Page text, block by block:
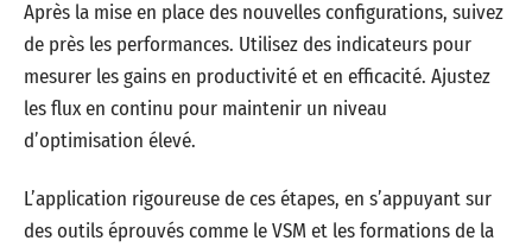
Après la mise en place des nouvelles configurations, suivez
de près les performances. Utilisez des indicateurs pour
mesurer les gains en productivité et en efficacité. Ajustez
les flux en continu pour maintenir un niveau
d’optimisation élevé.
L’application rigoureuse de ces étapes, en s’appuyant sur
des outils éprouvés comme le VSM et les formations de la